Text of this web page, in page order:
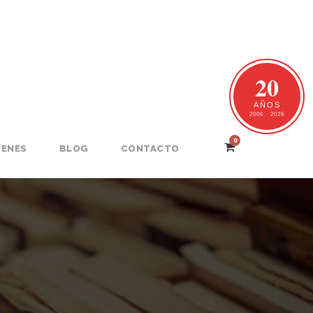
BLOG CONTACTO
0
20
AÑOS
2006 · 2026